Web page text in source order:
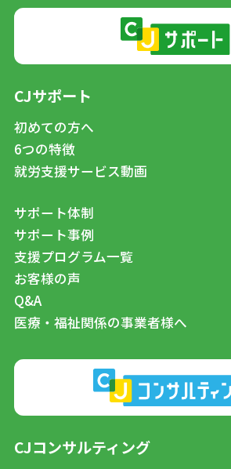
CJサポート
初めての方へ
6つの特徴
就労支援サービス動画
サポート体制
サポート事例
支援プログラム一覧
お客様の声
Q&A
医療・福祉関係の事業者様へ
CJコンサルティング